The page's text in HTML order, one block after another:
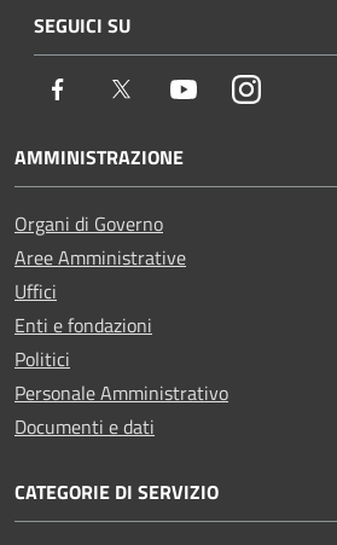
SEGUICI SU
Facebook Twitter YoutubeInstagram
AMMINISTRAZIONE
Organi di Governo
Aree Amministrative
Uffici
Enti e fondazioni
Politici
Personale Amministrativo
Documenti e dati
CATEGORIE DI SERVIZIO